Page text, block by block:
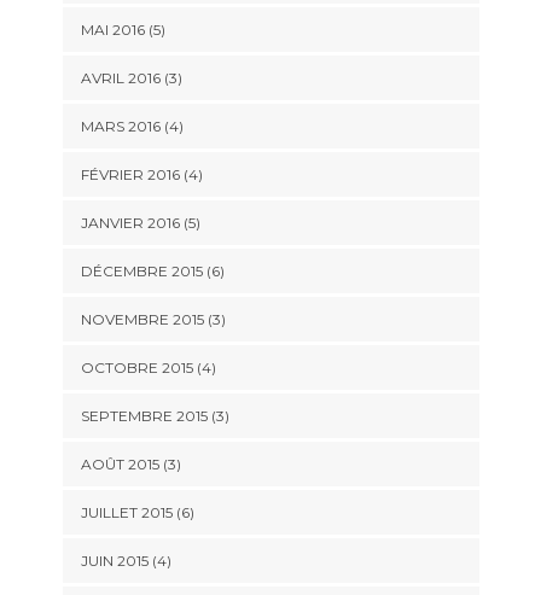
MAI 2016(5)
AVRIL 2016(3)
MARS 2016(4)
FÉVRIER 2016(4)
JANVIER 2016(5)
DÉCEMBRE 2015(6)
NOVEMBRE 2015(3)
OCTOBRE 2015(4)
SEPTEMBRE 2015(3)
AOÛT 2015(3)
JUILLET 2015(6)
JUIN 2015(4)